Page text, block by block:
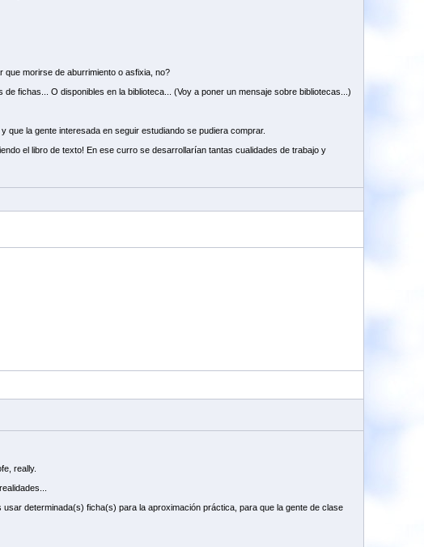
que morirse de aburrimiento o asfixia, no?
fichas... O disponibles en la biblioteca... (Voy a poner un mensaje sobre bibliotecas...)
la gente interesada en seguir estudiando se pudiera comprar.
el libro de texto! En ese curro se desarrollarían tantas cualidades de trabajo y
really.
determinada(s) ficha(s) para la aproximación práctica, para que la gente de clase